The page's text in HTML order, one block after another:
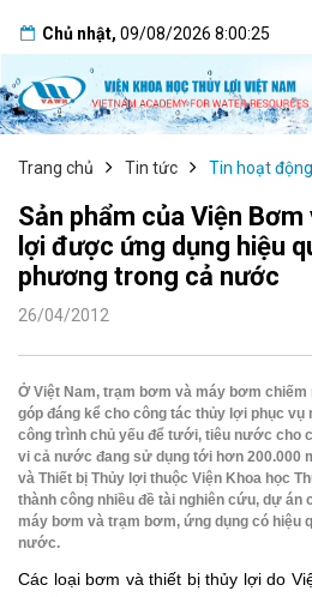
Chủ nhật, 09/08/2026 8:00:26
Trang chủ Tin tức Tin hoạt
Sản phẩm của Viện
lợi được ứng dụng hiệu
phương trong cả nước
26/04/2012
Ở Việt Nam, trạm bơm và máy bơm
góp đáng kể cho công tác thủy lợi phục vụ
công trình chủ yếu để tưới, tiêu nước cho
vi cả nước đang sử dụng tới hơn 200.000
và Thiết bị Thủy lợi thuộc Viện Khoa học
thành công nhiều đề tài nghiên cứu, dự án
máy bơm và trạm bơm, ứng dụng có hiệu
nước.
Các loại bơm và thiết bị thủy lợi do